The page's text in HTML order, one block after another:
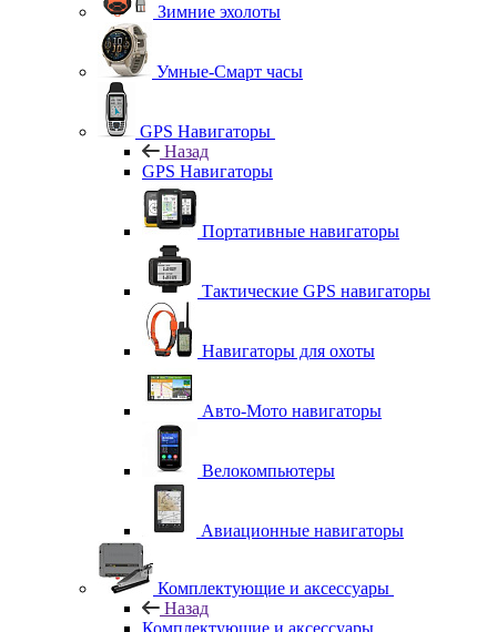
Зимние эхолоты
Умные-Смарт часы
GPS Навигаторы
Назад
GPS Навигаторы
Портативные навигаторы
Тактические GPS навигаторы
Навигаторы для охоты
Авто-Мото навигаторы
Велокомпьютеры
Авиационные навигаторы
Комплектующие и аксессуары
Назад
Комплектующие и аксессуары